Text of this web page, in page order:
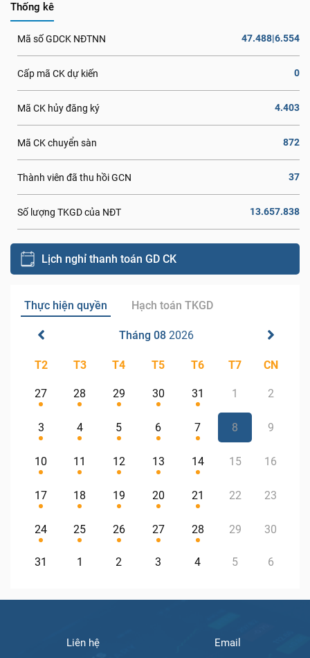
Thống kê
Mã số GDCK NĐTNN 47.488|6.554
Cấp mã CK dự kiến 0
Mã CK hủy đăng ký 4.403
Mã CK chuyển sàn 872
Thành viên đã thu hồi GCN 37
Số lượng TKGD của NĐT 13.657.838
Lịch nghỉ thanh toán GD CK
Thực hiện quyền Hạch toán TKGD
Tháng 08 2026
T2 T3 T4 T5 T6 T7 CN
27 28 29 30 31 1 2
3 4 5 6 7 8 9
10 11 12 13 14 15 16
17 18 19 20 21 22 23
24 25 26 27 28 29 30
31 1 2 3 4 5 6
Liên hệ Email